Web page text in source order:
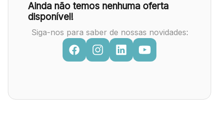
Ainda não temos nenhuma oferta
disponível!
Siga-nos para saber de nossas novidades: